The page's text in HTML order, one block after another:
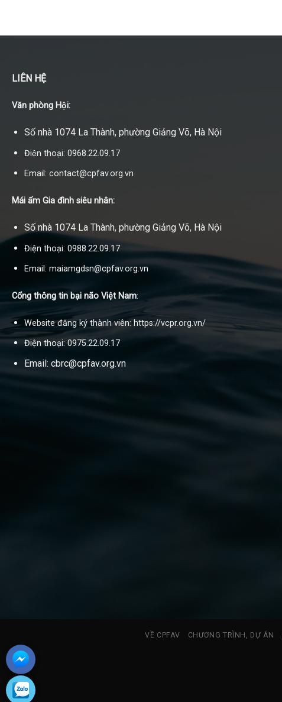
LIÊN HỆ
Văn phòng Hội:
Số nhà 1074 La Thành, phường Giảng Võ, Hà Nội
Điện thoại: 0968.22.09.17
Email: contact@cpfav.org.vn
Mái ấm Gia đình siêu nhân:
Số nhà 1074 La Thành, phường Giảng Võ, Hà Nội
Điện thoại: 0988.22.09.17
Email: maiamgdsn@cpfav.org.vn
Cổng thông tin bại não Việt Nam:
Website đăng ký thành viên: https://vcpr.org.vn/
Điện thoại: 0975.22.09.17
Email: cbrc@cpfav.org.vn
VỀ CPFAV CHƯƠNG TRÌNH, DỰ ÁN